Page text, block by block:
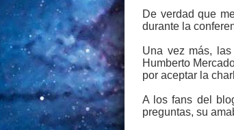
De verdad que
durante la
Una vez más,
Humberto
por aceptar la
A los fans del
preguntas, su